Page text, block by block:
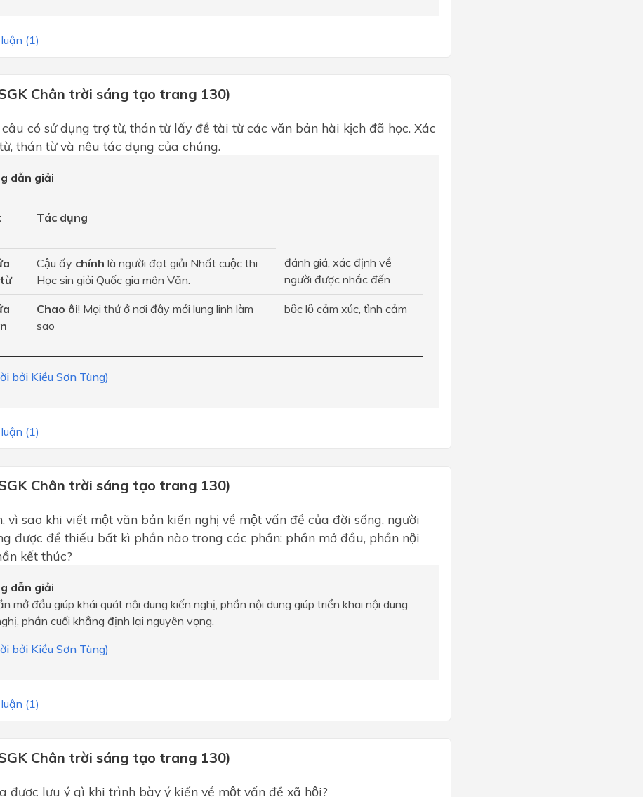
(1)
Chân trời sáng tạo trang 130)
có sử dụng trợ từ, thán từ lấy đề tài từ các văn bản hài kịch đã học. Xác
thán từ và nêu tác dụng của chúng.
dẫn giải
Tác dụng
Cậu ấy chính là người đạt giải Nhất cuộc thi
Học sin giỏi Quốc gia môn Văn.
đánh giá, xác định về
người được nhắc đến
Chao ôi! Mọi thứ ở nơi đây mới lung linh làm
sao
bộc lộ cảm xúc, tình cảm
bởi Kiều Sơn Tùng)
(1)
Chân trời sáng tạo trang 130)
vì sao khi viết một văn bản kiến nghị về một vấn đề của đời sống, người
được để thiếu bất kì phần nào trong các phần: phần mở đầu, phần nội
kết thúc?
dẫn giải
mở đầu giúp khái quát nội dung kiến nghị, phần nội dung giúp triển khai nội dung
phần cuối khẳng định lại nguyên vọng.
bởi Kiều Sơn Tùng)
(1)
Chân trời sáng tạo trang 130)
được lưu ý gì khi trình bày ý kiến về một vấn đề xã hội?